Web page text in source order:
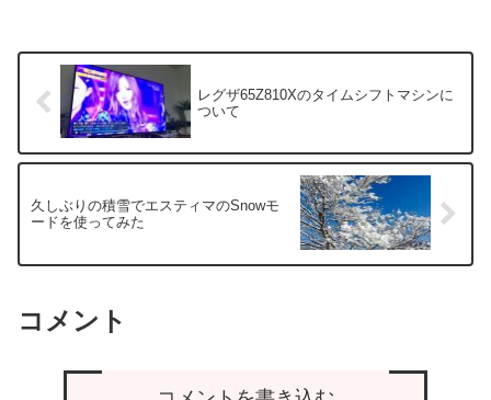
レグザ65Z810Xのタイムシフトマシンに
ついて
久しぶりの積雪でエスティマのSnowモ
ードを使ってみた
コメント